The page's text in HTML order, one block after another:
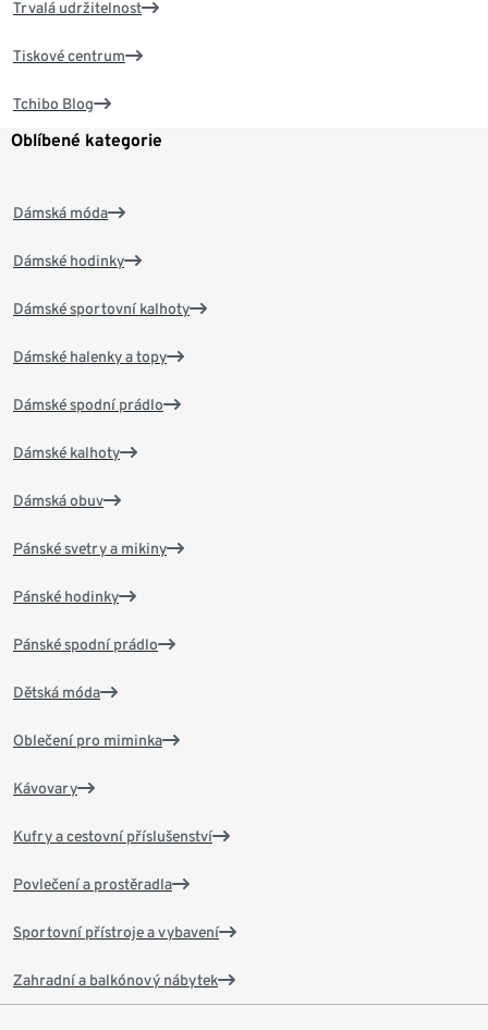
Trvalá udržitelnost
Tiskové centrum
Tchibo Blog
Oblíbené kategorie
Dámská móda
Dámské hodinky
Dámské sportovní kalhoty
Dámské halenky a topy
Dámské spodní prádlo
Dámské kalhoty
Dámská obuv
Pánské svetry a mikiny
Pánské hodinky
Pánské spodní prádlo
Dětská móda
Oblečení pro miminka
Kávovary
Kufry a cestovní příslušenství
Povlečení a prostěradla
Sportovní přístroje a vybavení
Zahradní a balkónový nábytek